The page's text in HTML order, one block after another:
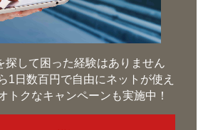
探して困った経験はありません
1日数百円で自由にネットが使え
トクなキャンペーンも実施中！